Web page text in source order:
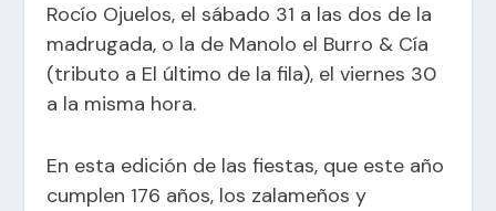
Rocío Ojuelos, el sábado 31 a las dos de la
madrugada, o la de Manolo el Burro & Cía
(tributo a El último de la fila), el viernes 30
a la misma hora.
En esta edición de las fiestas, que este año
cumplen 176 años, los zalameños y